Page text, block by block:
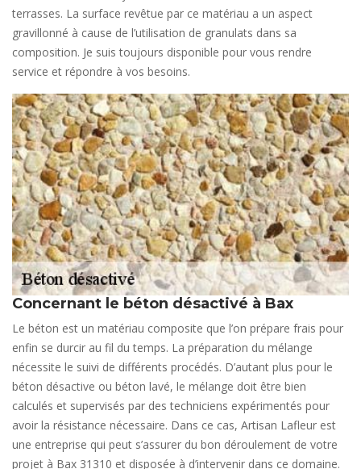
terrasses. La surface revêtue par ce matériau a un aspect
gravillonné à cause de l’utilisation de granulats dans sa
composition. Je suis toujours disponible pour vous rendre
service et répondre à vos besoins.
Concernant le béton désactivé à Bax
Le béton est un matériau composite que l’on prépare frais pour
enfin se durcir au fil du temps. La préparation du mélange
nécessite le suivi de différents procédés. D’autant plus pour le
béton désactive ou béton lavé, le mélange doit être bien
calculés et supervisés par des techniciens expérimentés pour
avoir la résistance nécessaire. Dans ce cas, Artisan Lafleur est
une entreprise qui peut s’assurer du bon déroulement de votre
projet à Bax 31310 et disposée à d’intervenir dans ce domaine.